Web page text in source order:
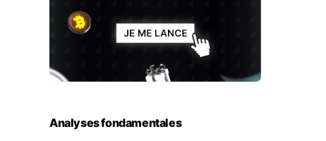
Analyses fondamentales